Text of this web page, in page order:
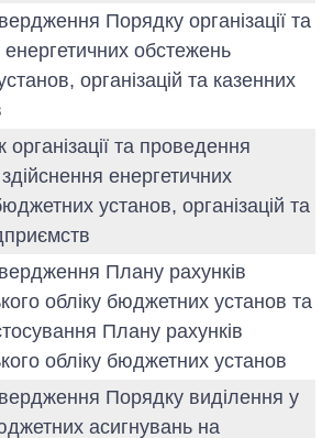
Порядку організації та
обстежень
організацій та казенних
та проведення
енергетичних
установ, організацій та
Плану рахунків
обліку бюджетних установ та
Плану рахунків
обліку бюджетних установ
Порядку виділення у
асигнувань на